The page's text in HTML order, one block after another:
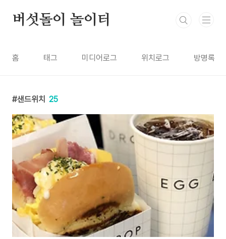
버섯돌이 놀이터
홈 태그 미디어로그 위치로그 방명록
샌드위치 25